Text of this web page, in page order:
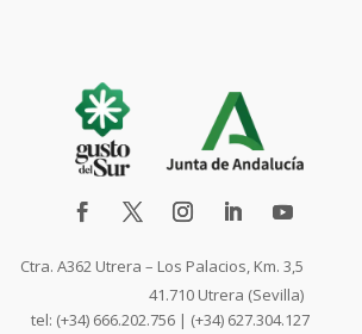
Ctra. A362 Utrera – Los Palacios, Km. 3,5
41.710 Utrera (Sevilla)
tel: (+34) 666.202.756 | (+34) 627.304.127